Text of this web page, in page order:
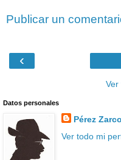
Publicar un
‹
Ver
Datos personales
Pérez Zarco
Ver todo mi